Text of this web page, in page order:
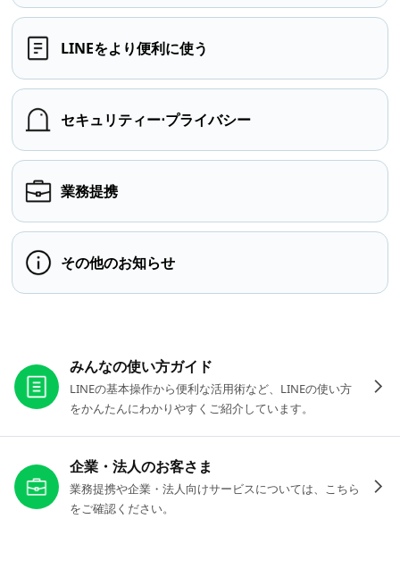
LINEをより便利に使う
セキュリティー⋅プライバシー
業務提携
その他のお知らせ
みんなの使い方ガイド
LINEの基本操作から便利な活用術など、LINEの使い方
をかんたんにわかりやすくご紹介しています。
企業・法人のお客さま
業務提携や企業・法人向けサービスについては、こちら
をご確認ください。